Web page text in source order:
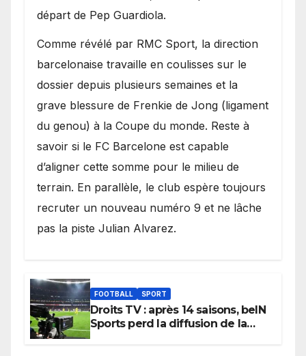
départ de Pep Guardiola.
​Comme révélé par RMC Sport, la direction
barcelonaise travaille en coulisses sur le
dossier depuis plusieurs semaines et la
grave blessure de Frenkie de Jong (ligament
du genou) à la Coupe du monde. Reste à
savoir si le FC Barcelone est capable
d’aligner cette somme pour le milieu de
terrain. En parallèle, le club espère toujours
recruter un nouveau numéro 9 et ne lâche
pas la piste Julian Alvarez.
FOOTBALL SPORT
Droits TV : après 14 saisons, beIN
Sports perd la diffusion de la